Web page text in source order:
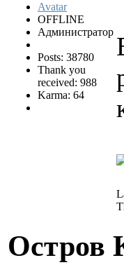
OFFLINE
Администратор
Posts: 38780
Thank you
received: 988
Karma: 64